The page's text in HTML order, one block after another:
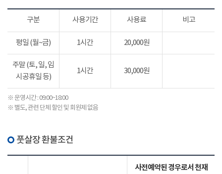
구분 사용기간 사용료 비고
평일 (월~금) 1시간 20,000원
주말 (토, 일, 임
시공휴일 등)
1시간 30,000원
※ 운영시간 : 09:00~18:00
※ 별도, 관련 단체 할인 및 회원제 없음
풋살장 환불조건
사전예약된 경우로서 천재